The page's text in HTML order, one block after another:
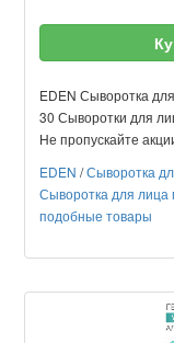
EDEN Сыворотка
30 Сыворотки для
Не пропускайте
EDEN /Сыворотка
Сыворотка для лица
подобные товары